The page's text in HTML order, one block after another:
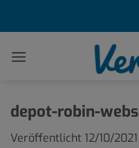
depot-robin-
Veröffentlicht 12/10/2021